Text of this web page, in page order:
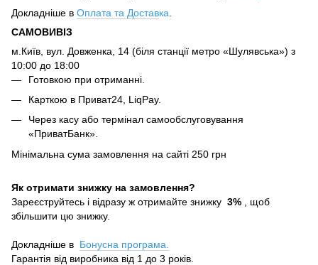
Докладніше в Оплата та Доставка
САМОВИВІЗ
м.Київ, вул. Довженка, 14 (біля станції метро «Шулявська») з
10:00 до 18:00
Готовкою при отриманні.
Карткою в Приват24, LiqPay.
Через касу або термінал самообслуговування
«ПриватБанк».
Мінімальна сума замовлення на сайті 250 грн
Як отримати знижку на замовлення?
Зареєструйтесь і відразу ж отримайте знижку 3% , щоб
збільшити цю знижку.
Докладніше в Бонусна програма.
Гарантія від виробника від 1 до 3 років.